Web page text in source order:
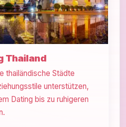
Thailand
thailändische Städte
unterstützen,
Dating bis zu ruhigeren